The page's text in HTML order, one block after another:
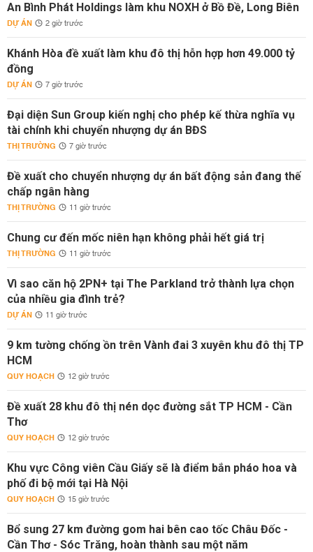
An Bình Phát Holdings làm khu NOXH ở Bồ Đề, Long Biên
DỰ ÁN 2 giờ trước
Khánh Hòa đề xuất làm khu đô thị hỗn hợp hơn 49.000 tỷ
đồng
DỰ ÁN 7 giờ trước
Đại diện Sun Group kiến nghị cho phép kế thừa nghĩa vụ
tài chính khi chuyển nhượng dự án BĐS
THỊ TRƯỜNG 7 giờ trước
Đề xuất cho chuyển nhượng dự án bất động sản đang thế
chấp ngân hàng
THỊ TRƯỜNG 11 giờ trước
Chung cư đến mốc niên hạn không phải hết giá trị
THỊ TRƯỜNG 11 giờ trước
Vì sao căn hộ 2PN+ tại The Parkland trở thành lựa chọn
của nhiều gia đình trẻ?
DỰ ÁN 11 giờ trước
9 km tường chống ồn trên Vành đai 3 xuyên khu đô thị TP
HCM
QUY HOẠCH 12 giờ trước
Đề xuất 28 khu đô thị nén dọc đường sắt TP HCM - Cần
Thơ
QUY HOẠCH 12 giờ trước
Khu vực Công viên Cầu Giấy sẽ là điểm bắn pháo hoa và
phố đi bộ mới tại Hà Nội
QUY HOẠCH 15 giờ trước
Bổ sung 27 km đường gom hai bên cao tốc Châu Đốc -
Cần Thơ - Sóc Trăng, hoàn thành sau một năm